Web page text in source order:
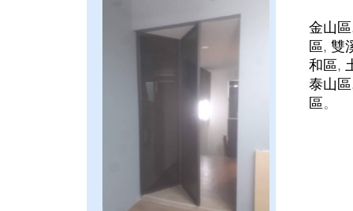
金山區
區, 雙
和區,
泰山區
區 。